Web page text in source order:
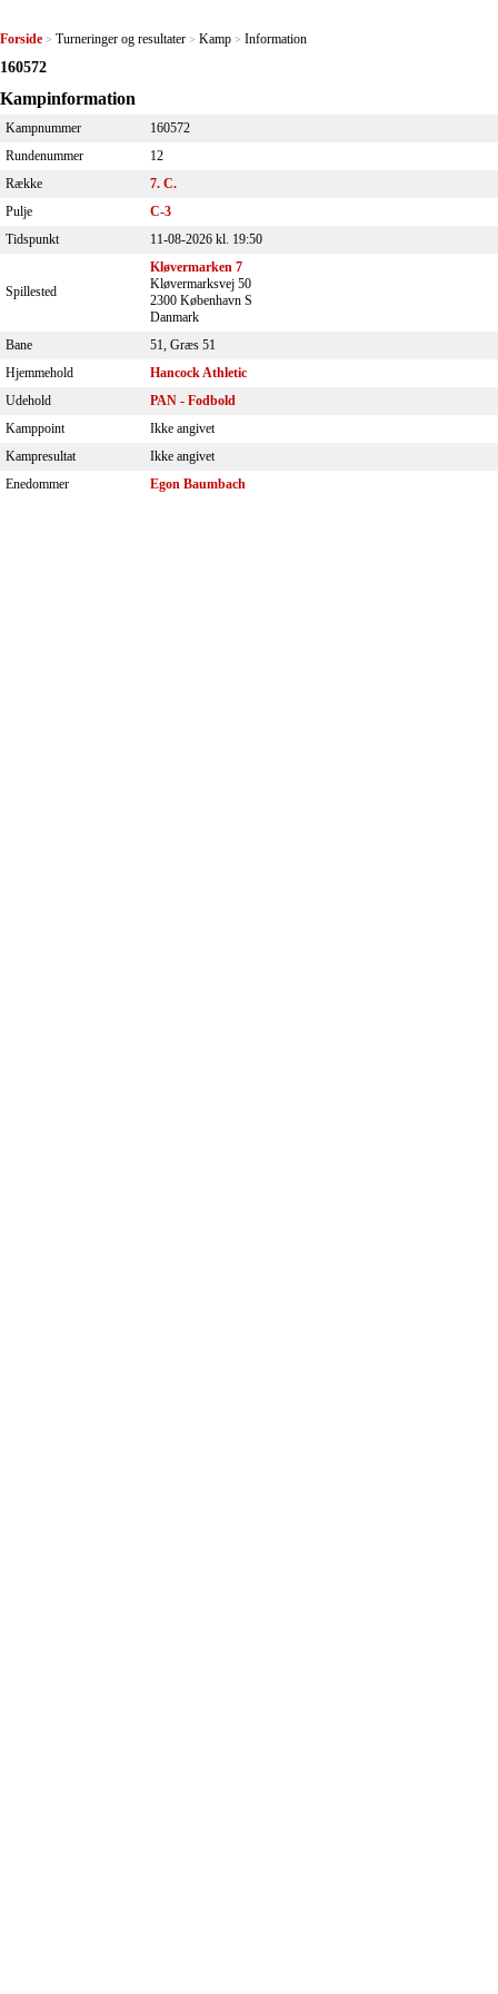
Forside > Turneringer og resultater > Kamp > Information
160572
Kampinformation
Kampnummer
160572
Rundenummer
12
Række
7. C.
Pulje
C-3
Tidspunkt
11-08-2026 kl. 19:50
Spillested
Kløvermarken 7
Kløvermarksvej 50
2300 København S
Danmark
Bane
51, Græs 51
Hjemmehold
Hancock Athletic
Udehold
PAN - Fodbold
Kamppoint
Ikke angivet
Kampresultat
Ikke angivet
Enedommer
Egon Baumbach